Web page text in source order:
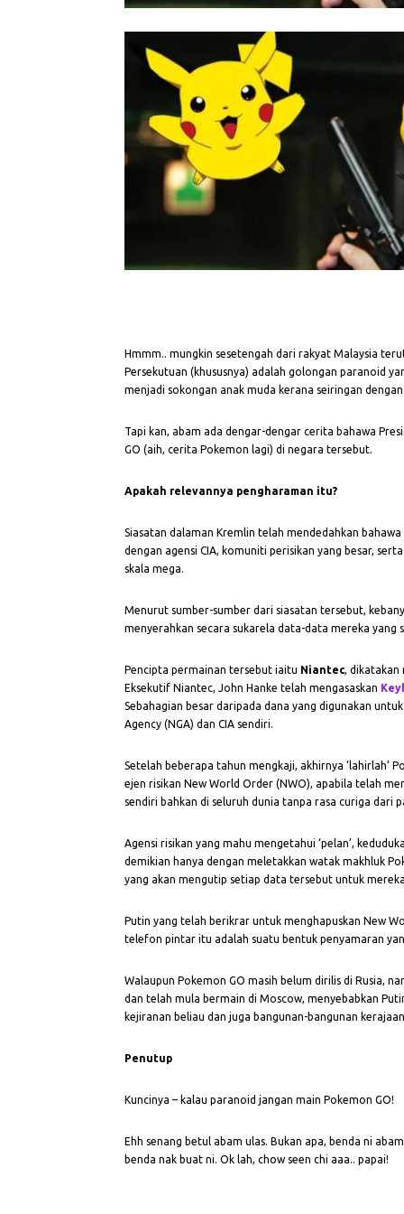
Hmmm.. mungkin sesetengah dari rakyat Malaysia
Persekutuan (khususnya) adalah golongan paranoid
menjadi sokongan anak muda kerana seiringan
Tapi kan, abam ada dengar-dengar cerita bahawa
GO (aih, cerita Pokemon lagi) di negara tersebut.
Apakah relevannya pengharaman itu?
Siasatan dalaman Kremlin telah mendedahkan
dengan agensi CIA, komuniti perisikan yang besar,
skala mega.
Menurut sumber-sumber dari siasatan tersebut,
menyerahkan secara sukarela data-data mereka yang
Pencipta permainan tersebut iaitu Niantec, dikatakan
Eksekutif Niantec, John Hanke telah mengasaskan
Sebahagian besar daripada dana yang digunakan
Agency (NGA) dan CIA sendiri.
Setelah beberapa tahun mengkaji, akhirnya ‘lahirlah’
ejen risikan New World Order (NWO), apabila telah
sendiri bahkan di seluruh dunia tanpa rasa curiga dari
Agensi risikan yang mahu mengetahui ‘pelan’,
demikian hanya dengan meletakkan watak makhluk
yang akan mengutip setiap data tersebut untuk
Putin yang telah berikrar untuk menghapuskan New
telefon pintar itu adalah suatu bentuk penyamaran
Walaupun Pokemon GO masih belum dirilis di Rusia,
dan telah mula bermain di Moscow, menyebabkan
kejiranan beliau dan juga bangunan-bangunan
Penutup
Kuncinya – kalau paranoid jangan main Pokemon GO!
Ehh senang betul abam ulas. Bukan apa, benda ni
benda nak buat ni. Ok lah, chow seen chi aaa.. papai!